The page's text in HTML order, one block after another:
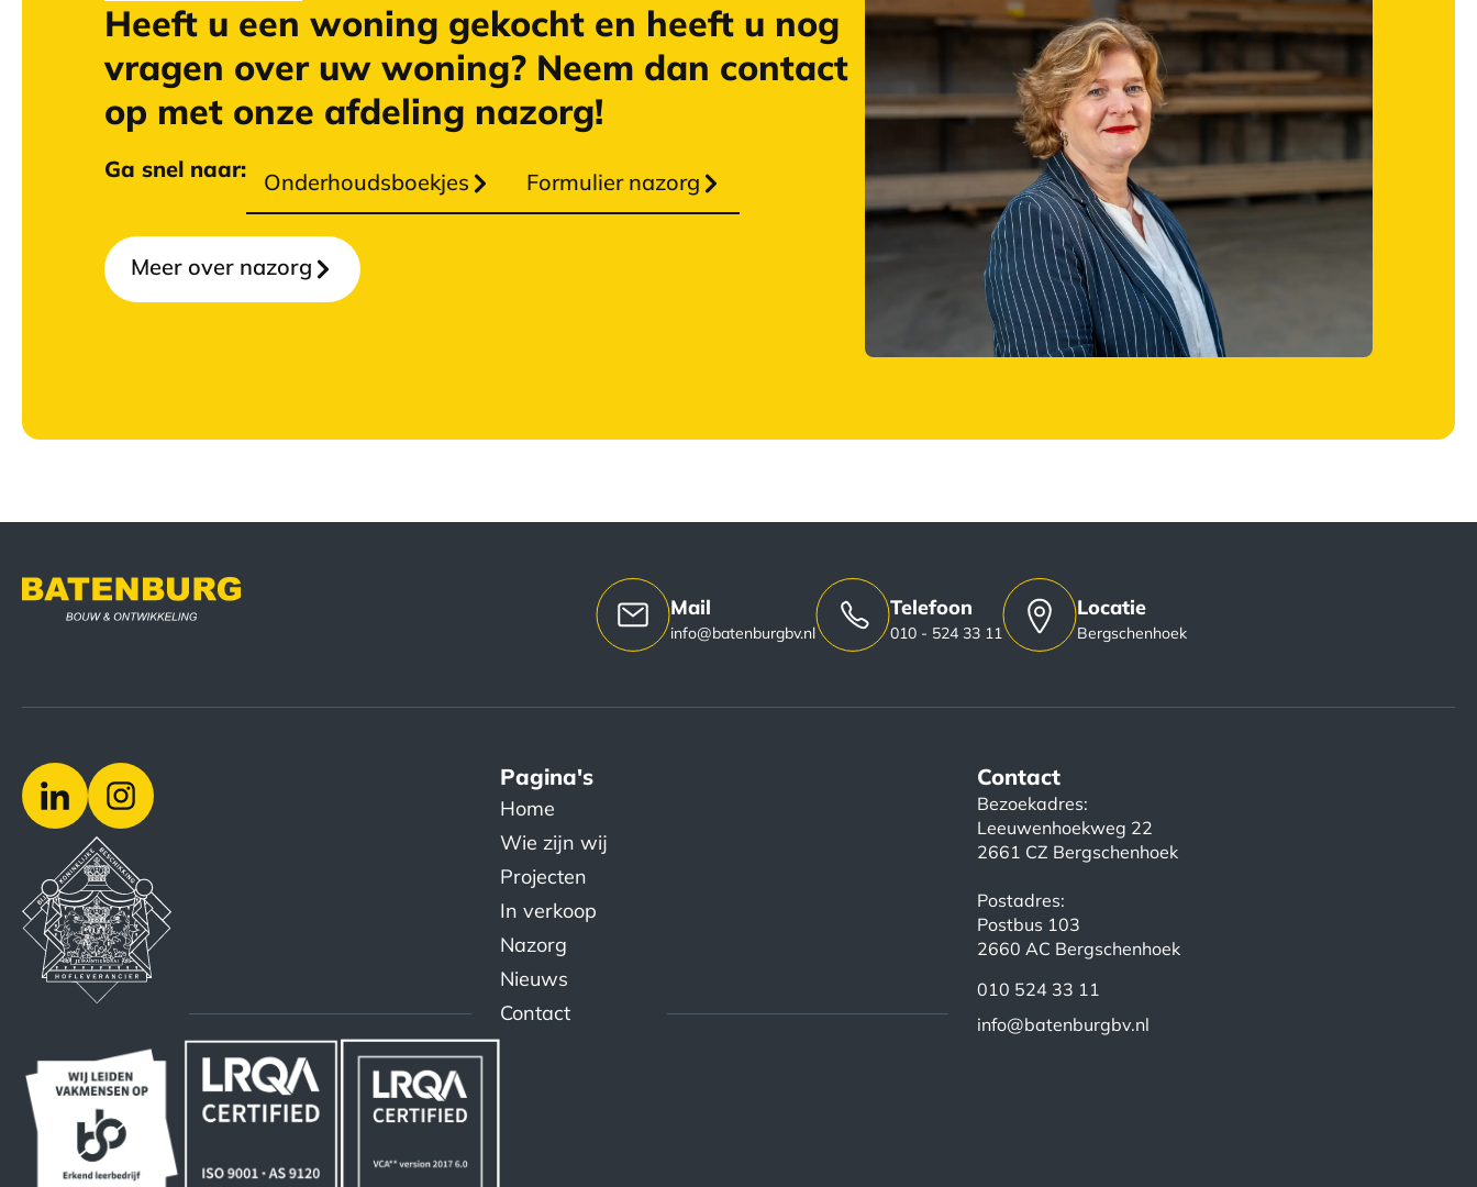
Heeft u een woning gekocht en heeft u nog
vragen over uw woning? Neem dan contact
op met onze afdeling nazorg!
Ga snel naar: Onderhoudsboekjes Formulier nazorg
Meer over nazorg
Mail
info@batenburgbv.nl
Telefoon
010 - 524 33 11
Locatie
Bergschenhoek
Pagina's
Home
Wie zijn wij
Projecten
In verkoop
Nazorg
Nieuws
Contact
Contact
Bezoekadres:
Leeuwenhoekweg 22
2661 CZ Bergschenhoek
Postadres:
Postbus 103
2660 AC Bergschenhoek
010 524 33 11
info@batenburgbv.nl